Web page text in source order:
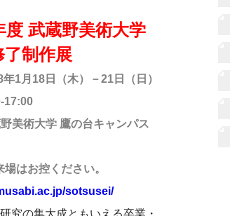
度 武蔵野美術大学
制作展
1月18日（木）－21日（日）
17:00
美術大学 鷹の台キャンパス
場はお控ください。
sotsusei/
究の集大成ともいえる卒業・